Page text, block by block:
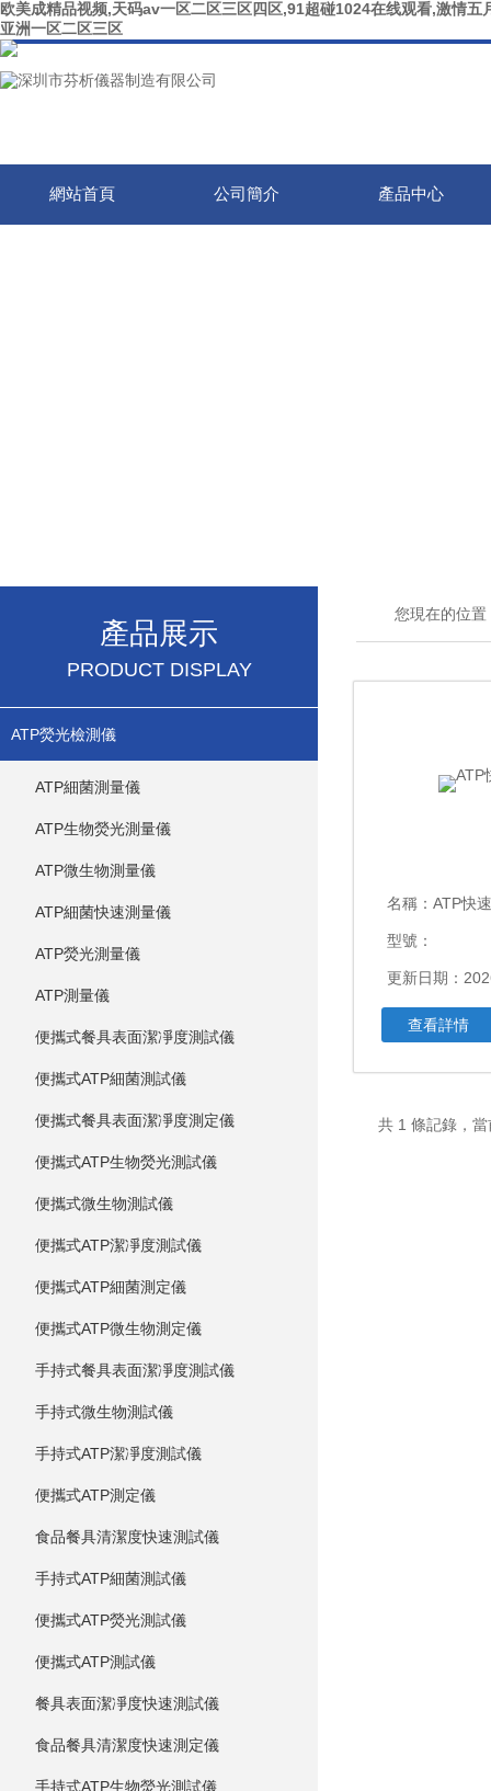
欧美成精品视频,天码av一区二区三区四区,91超碰1024在线观看,激情
亚洲一区二区三区
網站首頁 公司簡介 產品中心
產品展示
PRODUCT DISPLAY
ATP熒光檢測儀
ATP細菌測量儀
ATP生物熒光測量儀
ATP微生物測量儀
ATP細菌快速測量儀
ATP熒光測量儀
ATP測量儀
便攜式餐具表面潔凈度測試儀
便攜式ATP細菌測試儀
便攜式餐具表面潔凈度測定儀
便攜式ATP生物熒光測試儀
便攜式微生物測試儀
便攜式ATP潔凈度測試儀
便攜式ATP細菌測定儀
便攜式ATP微生物測定儀
手持式餐具表面潔凈度測試儀
手持式微生物測試儀
手持式ATP潔凈度測試儀
便攜式ATP測定儀
食品餐具清潔度快速測試儀
手持式ATP細菌測試儀
便攜式ATP熒光測試儀
便攜式ATP測試儀
餐具表面潔凈度快速測試儀
食品餐具清潔度快速測定儀
手持式ATP生物熒光測試儀
您現在的位置
名稱： ATP快
型號：
更新日期：
查看詳情
共 1 條記錄，